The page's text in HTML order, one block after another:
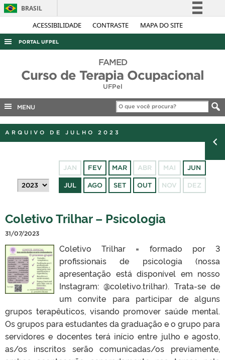
ACESSIBILIDADE CONTRASTE MAPA DO SITE
BRASIL
Simplifique!
Acesso à informação
Legislação
Canais
PORTAL UFPEL
AUDITORIA
CONCURSOS
PORTARIAS
FAMED
Curso de Terapia Ocupacional
UFPel
MENU
ARQUIVO DE JULHO 2023
JAN FEV MAR ABR MAI JUN
JUL AGO SET OUT NOV DEZ
Coletivo Trilhar – Psicologia
31/07/2023
Coletivo Trilhar = formado por 3
profissionais de psicologia (nossa
apresentação está disponível em nosso
Instagram: @coletivo.trilhar). Trata-se de
um convite para participar de alguns
grupos terapêuticos, visando promover saúde mental.
Os grupos para estudantes da graduação e o grupo para
servidores e docentes terá início entre julho e agosto,
as/os inscritos serão comunicadas/os previamente,